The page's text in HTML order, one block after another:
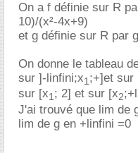
On a f définie sur R
10)/(x²-4x+9)
et g définie sur R par
On donne le tableau
sur ]-linfini;x1;+]et sur
sur [x1; 2] et sur [x2
J'ai trouvé que lim de
lim de g en +linfini =0